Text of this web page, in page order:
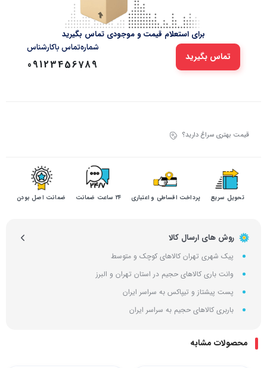
برای استعلام قیمت و موجودی تماس بگیرید
تماس بگیرید
شماره‌تماس‌ با‌کارشناس
09123456789
قیمت بهتری سراغ دارید؟
تحویل سریع پرداخت اقساطی و اعتباری ۲۴ ساعت ضمانت ضمانت اصل بودن
روش های ارسال کالا
پیک شهری تهران کالاهای کوچک و متوسط
وانت باری کالاهای حجیم در استان تهران و البرز
پست پیشتاز و تیپاکس به سراسر ایران
باربری کالاهای حجیم به سراسر ایران
محصولات مشابه